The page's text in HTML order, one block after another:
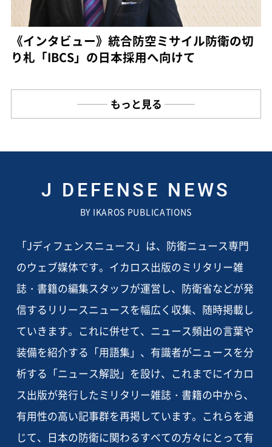
《インタビュー》統合防空ミサイル防衛の切
り札「IBCS」の日本採用へ向けて
もっと見る
J DEFENSE NEWS
BY IKAROS PUBLICATIONS
「Jディフェンスニュース」は、防衛ニュース専門
のウェブ媒体です。イカロス出版のミリタリー雑
誌・書籍の編集スタッフが運営し、防衛省などが発
信するリリースニュースを幅広く収集、随時掲載し
ていきます。これに併せて、ニュース頻出の言葉や
装備を紹介する「用語集」、有識者がニュースを分
析する「ニュース解説」を設け、これまでにイカロ
ス出版が発行したミリタリー雑誌・書籍の中から、
有用性の高い記事群を再掲しています。これらを通
じて、日本の防衛に関わるすべての方々にとって有